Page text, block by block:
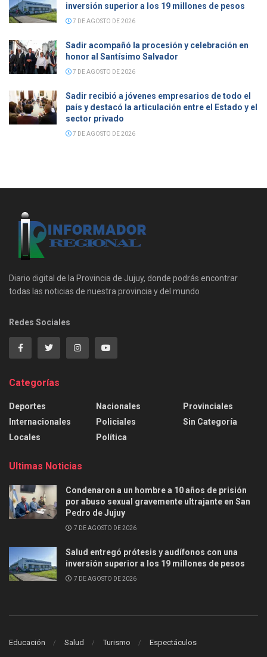
inversión superior a los 19 millones de pesos
7 DE AGOSTO DE 2026
Sadir acompañó la procesión y celebración en
honor al Santísimo Salvador
7 DE AGOSTO DE 2026
Sadir recibió a jóvenes empresarios de todo el
país y destacó la articulación entre el Estado y el
sector privado
7 DE AGOSTO DE 2026
Diario digital de la Provincia de Jujuy, donde podrás encontrar
todas las noticias de nuestra provincia y del mundo
Redes Sociales
Categorías
Deportes
Internacionales
Locales
Nacionales
Policiales
Política
Provinciales
Sin Categoría
Ultimas Noticias
Condenaron a un hombre a 10 años de prisión
por abuso sexual gravemente ultrajante en San
Pedro de Jujuy
7 DE AGOSTO DE 2026
Salud entregó prótesis y audífonos con una
inversión superior a los 19 millones de pesos
7 DE AGOSTO DE 2026
Educación Salud Turismo Espectáculos